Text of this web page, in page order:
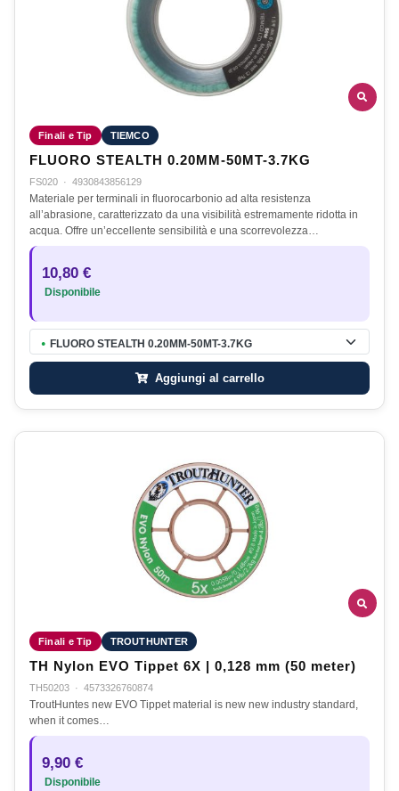
Finali e Tip TIEMCO
FLUORO STEALTH 0.20MM-50MT-3.7KG
FS020 · 4930843856129
Materiale per terminali in fluorocarbonio ad alta resistenza
all’abrasione, caratterizzato da una visibilità estremamente ridotta in
acqua. Offre un’eccellente sensibilità e una scorrevolezza…
10,80 €
Disponibile
● FLUORO STEALTH 0.20MM-50MT-3.7KG
Aggiungi al carrello
Finali e Tip TROUTHUNTER
TH Nylon EVO Tippet 6X | 0,128 mm (50 meter)
TH50203 · 4573326760874
TroutHuntes new EVO Tippet material is new new industry standard,
when it comes…
9,90 €
Disponibile